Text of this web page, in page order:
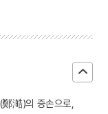
澔)의 증손으로,